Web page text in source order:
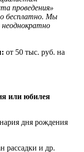
проведения»
бесплатно. Мы
неоднократно
от 50 тыс. руб. на
или юбилея
дня рождения
рассадки и др.